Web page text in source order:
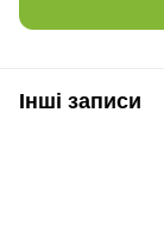
Інші записи